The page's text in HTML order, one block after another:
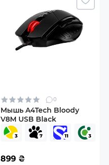
0
Мышь A4Tech Bloody
V8M USB Black
899 ₴